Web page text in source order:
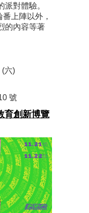
對體驗。
上陣以外，
的內容等著
(六)
號
育創新博覽